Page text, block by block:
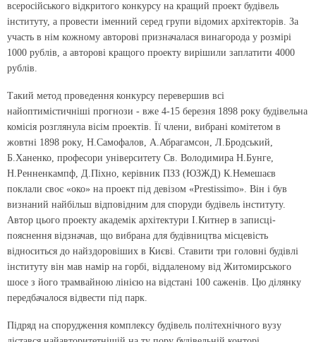
всеросійського відкритого конкурсу на кращий проект будівель
інституту, а провести іменний серед групи відомих архітекторів. За
участь в нім кожному авторові призначалася винагорода у розмірі
1000 рублів, а авторові кращого проекту вирішили заплатити 4000
рублів.
Такий метод проведення конкурсу перевершив всі
найоптимістичніші прогнози - вже 4-15 березня 1898 року будівельна
комісія розглянула вісім проектів. Її члени, вибрані комітетом в
жовтні 1898 року, Н.Самофалов, А.Абрагамсон, Л.Бродський,
Б.Ханенко, професори університету Св. Володимира Н.Бунге,
Н.Ренненкампф, Д.Піхно, керівник ПЗЗ (ЮЗЖД) К.Немешаєв
поклали своє «око» на проект під девізом «Prestissimo». Він і був
визнаний найбільш відповідним для споруди будівель інституту.
Автор цього проекту академік архітектури І.Китнер в записці-
пояснення відзначав, що вибрана для будівництва місцевість
відноситься до найздоровіших в Києві. Ставити три головні будівлі
інституту він мав намір на горбі, віддаленому від Житомирського
шосе з його трамвайною лінією на відстані 100 саженів. Цю ділянку
передбачалося відвести під парк.
Підряд на спорудження комплексу будівель політехнічного вузу